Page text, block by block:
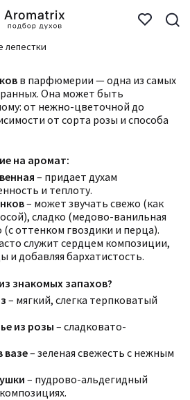
лепестки
в парфюмерии — одна из самых
Она может быть
от нежно-цветочной до
от сорта розы и способа
на аромат:
– придает духам
и теплоту.
– может звучать свежо (как
сладко (медово-ванильная
(с оттенком гвоздики и перца).
служит сердцем композиции,
и добавляя бархатистость.
знакомых запахов?
– мягкий, слегка терпковатый
из розы – сладковато-
вазе– зеленая свежесть с нежным
– пудрово-альдегидный